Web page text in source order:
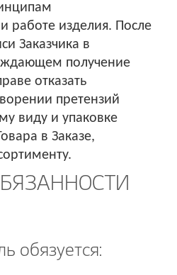
работе изделия. После
Заказчика в
получение
отказать
претензий
виду и упаковке
в Заказе,
обязуется: